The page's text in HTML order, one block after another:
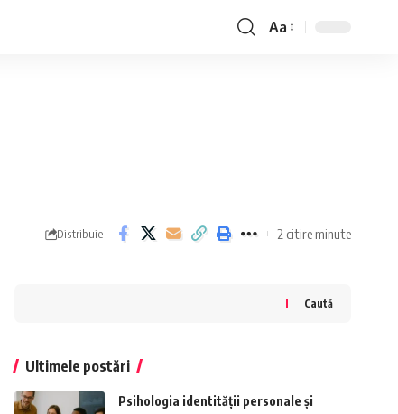
Font
Aa
Distribuie 2 citire minute
Caută
Ultimele postări
Psihologia identității personale și